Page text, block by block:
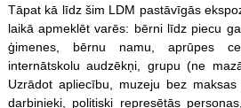
Tāpat kā līdz šim LDM pastāvīgās
laikā apmeklēt varēs: bērni līdz piecu
ģimenes, bērnu namu, aprūpes
internātskolu audzēkņi, grupu (ne
Uzrādot apliecību, muzeju bez
darbinieki, politiski represētās